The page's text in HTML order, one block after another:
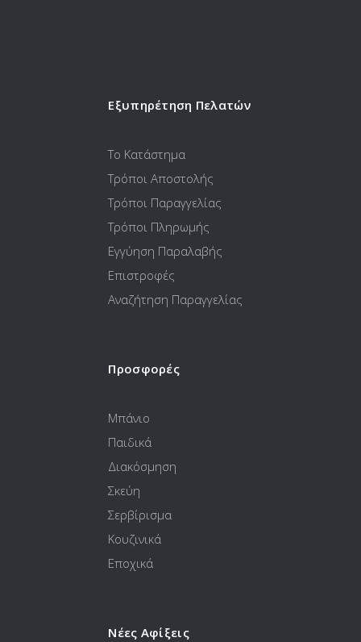
Εξυπηρέτηση Πελατών
Το Κατάστημα
Τρόποι Αποστολής
Τρόποι Παραγγελίας
Τρόποι Πληρωμής
Εγγύηση Παραλαβής
Επιστροφές
Αναζήτηση Παραγγελίας
Προσφορές
Μπάνιο
Παιδικά
Διακόσμηση
Σκεύη
Σερβίρισμα
Κουζινικά
Εποχικά
Νέες Αφίξεις